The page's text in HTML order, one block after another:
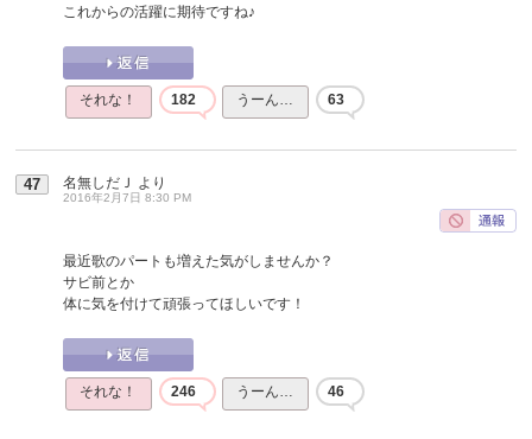
これからの活躍に期待ですね♪
それな！ 182 うーん… 63
47 名無しだＪ より
2016年2月7日 8:30 PM
最近歌のパートも増えた気がしませんか？
サビ前とか
体に気を付けて頑張ってほしいです！
それな！ 246 うーん… 46